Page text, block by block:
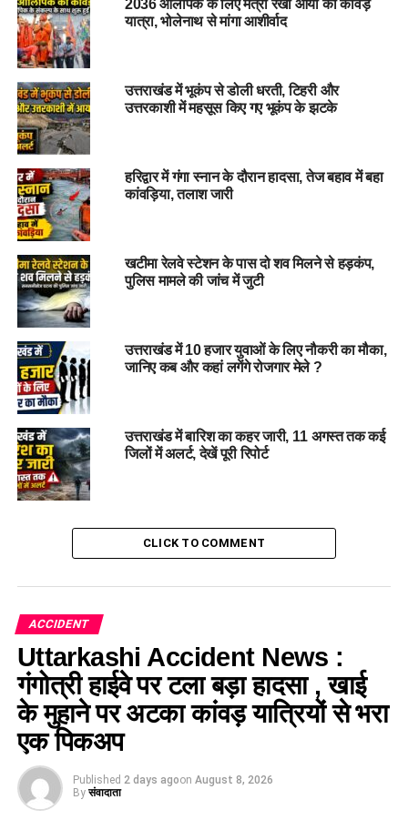
और उसके चालक की तलाश जारी है।
इधर शाजिद की मौत की खबर मिलते ही उसके घर में कोहराम मच गया।
पहुंचने का सिलसिला जारी है।
RELATED TOPICS:
UP NEXT
उत्तराखंड में मॉनसून नहीं ले रहा विराम, कई जिलों में भारी बारिश का
अलर्ट जारी
DON'T MISS
हल्द्वानी में एशियाई कैडेट तलवारबाजी प्रतियोगिता का भव्य शुभारंभ,
मुख्यमंत्री पुष्कर सिंह धामी ने किया उद्घाटन
2036 ओलंपिक के लिए मंत्री रेखा आर्या की कांवड़
यात्रा, भोलेनाथ से मांगा आशीर्वाद
उत्तराखंड में भूकंप से डोली धरती, टिहरी और
उत्तरकाशी में महसूस किए गए भूकंप के झटके
हरिद्वार में गंगा स्नान के दौरान हादसा, तेज बहाव में बहा
कांवड़िया, तलाश जारी
खटीमा रेलवे स्टेशन के पास दो शव मिलने से हड़कंप,
पुलिस मामले की जांच में जुटी
उत्तराखंड में 10 हजार युवाओं के लिए नौकरी का मौका,
जानिए कब और कहां लगेंगे रोजगार मेले ?
उत्तराखंड में बारिश का कहर जारी, 11 अगस्त तक कई
जिलों में अलर्ट, देखें पूरी रिपोर्ट
CLICK TO COMMENT
ACCIDENT
Uttarkashi Accident News :
गंगोत्री हाईवे पर टला बड़ा हादसा , खाई
के मुहाने पर अटका कांवड़ यात्रियों से भरा
एक पिकअप
Published 2 days agoon August 8, 2026
By संवादाता